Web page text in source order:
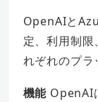
OpenAIと
定、利用制
れぞれのプラ
機能 OpenAI